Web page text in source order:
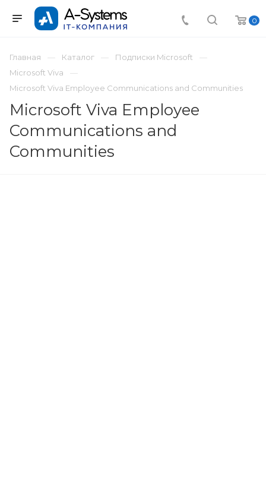
0
Главная Каталог
Подписки Microsoft
Microsoft Viva
Microsoft Viva Employee Communications and Communities
Microsoft Viva Employee
Communications and
Communities